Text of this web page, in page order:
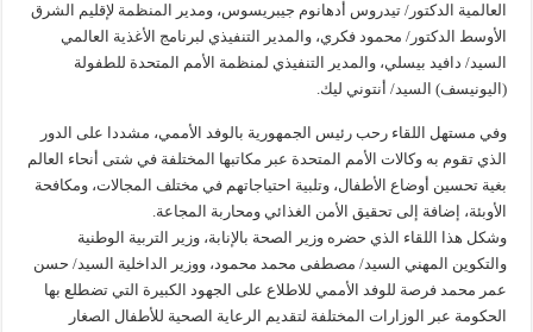
العالمية الدكتور/ تيدروس أدهانوم جيبريسوس، ومدير المنظمة لإقليم الشرق
الأوسط الدكتور/ محمود فكري، والمدير التنفيذي لبرنامج الأغذية العالمي
السيد/ دافيد بيسلي، والمدير التنفيذي لمنظمة الأمم المتحدة للطفولة
(اليونيسف) السيد/ أنتوني ليك.
وفي مستهل اللقاء رحب رئيس الجمهورية بالوفد الأممي، مشددا على الدور
الذي تقوم به وكالات الأمم المتحدة عبر مكاتبها المختلفة في شتى أنحاء العالم
بغية تحسين أوضاع الأطفال، وتلبية احتياجاتهم في مختلف المجالات، ومكافحة
الأوبئة، إضافة إلى تحقيق الأمن الغذائي ومحاربة المجاعة.
وشكل هذا اللقاء الذي حضره وزير الصحة بالإنابة، وزير التربية الوطنية
والتكوين المهني السيد/ مصطفى محمد محمود، ووزير الداخلية السيد/ حسن
عمر محمد فرصة للوفد الأممي للاطلاع على الجهود الكبيرة التي تضطلع بها
الحكومة عبر الوزارات المختلفة لتقديم الرعاية الصحية للأطفال الصغار